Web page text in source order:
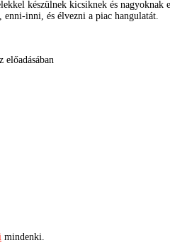
készülnek kicsiknek és
inni, és élvezni a piac hangulatát.
mindenki.